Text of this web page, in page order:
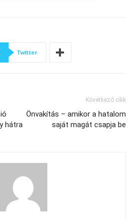
Twitter
hátra
Következő cikk
Önvakítás – amikor a hatalom
saját magát csapja be